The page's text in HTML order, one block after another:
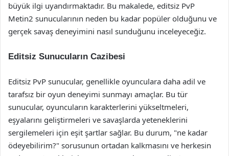
büyük ilgi uyandırmaktadır. Bu makalede, editsiz PvP
Metin2 sunucularının neden bu kadar popüler olduğunu ve
gerçek savaş deneyimini nasıl sunduğunu inceleyeceğiz.
Editsiz Sunucuların Cazibesi
Editsiz PvP sunucular, genellikle oyunculara daha adil ve
tarafsız bir oyun deneyimi sunmayı amaçlar. Bu tür
sunucular, oyuncuların karakterlerini yükseltmeleri,
eşyalarını geliştirmeleri ve savaşlarda yeteneklerini
sergilemeleri için eşit şartlar sağlar. Bu durum, "ne kadar
ödeyebilirim?" sorusunun ortadan kalkmasını ve herkesin